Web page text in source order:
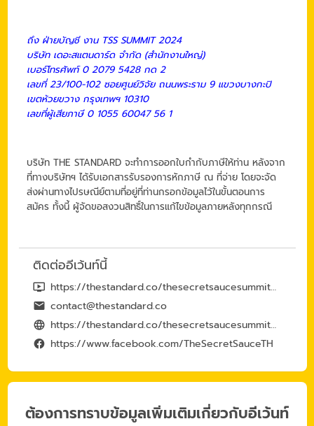
ถึง ฝ่ายบัญชี งาน TSS SUMMIT 2024
บริษัท เดอะสแตนดาร์ด จำกัด (สำนักงานใหญ่)
เบอร์โทรศัพท์ 0 2079 5428 กด 2
เลขที่ 23/100-102 ซอยศูนย์วิจัย ถนนพระราม 9 แขวงบางกะปิ
เขตห้วยขวาง กรุงเทพฯ 10310
เลขที่ผู้เสียภาษี 0 1055 60047 56 1
บริษัท THE STANDARD จะทำการออกใบกำกับภาษีให้ท่าน หลังจาก
ที่ทางบริษัทฯ ได้รับเอกสารรับรองการหักภาษี ณ ที่จ่าย โดยจะจัด
ส่งผ่านทางไปรษณีย์ตามที่อยู่ที่ท่านกรอกข้อมูลไว้ในขั้นตอนการ
สมัคร ทั้งนี้ ผู้จัดขอสงวนสิทธิ์ในการแก้ไขข้อมูลภายหลังทุกกรณี
ติดต่ออีเว้นท์นี้
https://thestandard.co/thesecretsaucesummit2024-rerun/
contact@thestandard.co
https://thestandard.co/thesecretsaucesummit2024/
https://www.facebook.com/TheSecretSauceTH
ต้องการทราบข้อมูลเพิ่มเติมเกี่ยวกับอีเว้นท์